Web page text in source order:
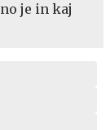
je in kaj